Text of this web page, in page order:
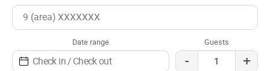
Date range Guests
- +